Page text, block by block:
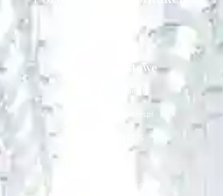
Dane kontaktowe
Dla osób zadłużonych
e-mail: windykacja@i-rs.pl
telefon: 22 133 52 25
e-mail: sekretariat@i-rs.pl